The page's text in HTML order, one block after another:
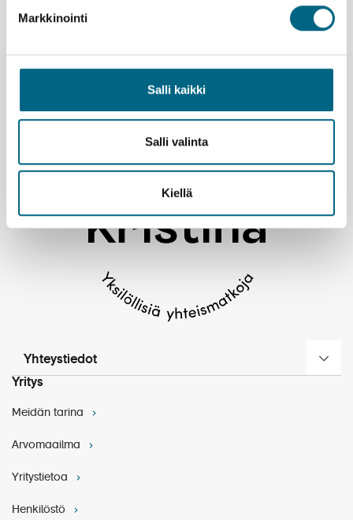
Markkinointi
Salli kaikki
Salli valinta
Kiellä
Uutiset ja tiedotteet
Yhteystiedot
Yritys
Meidän tarina
Arvomaailma
Yritystietoa
Henkilöstö